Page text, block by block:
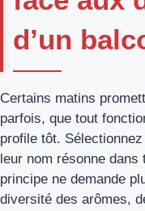
d’un
Certains matins
parfois, que tout
profile tôt.
leur nom résonne
principe ne demande
diversité des arômes,